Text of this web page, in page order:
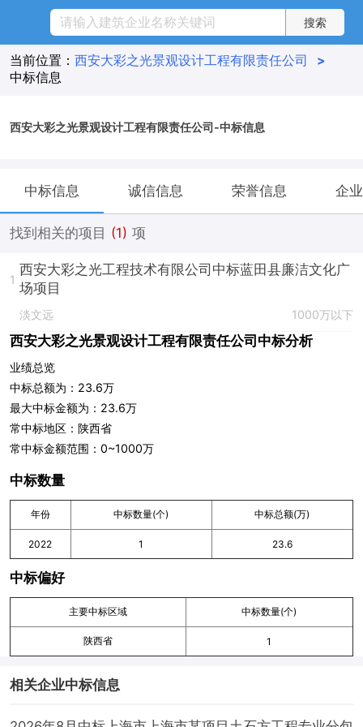
当前位置： 西安大彩之光景观设计工程有限责任公司
>
中标信息
西安大彩之光景观设计工程有限责任公司-中标信息
中标信息 诚信信息 荣誉信息 企
找到相关的项目 (1) 项
1
西安大彩之光工程技术有限公司中标蓝田县廉洁文化广
场项目
淡文远 1000万以下
西安大彩之光景观设计工程有限责任公司中标分析
业绩总览
中标总额为：23.6万
最大中标金额为：23.6万
常中标地区：陕西省
常中标金额范围：0~1000万
中标数量
年份 中标数量(个) 中标总额(万)
2022 1 23.6
中标偏好
主要中标区域 中标数量(个)
陕西省 1
相关企业中标信息